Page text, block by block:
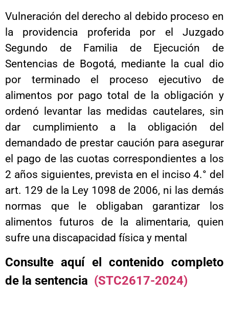
Vulneración del derecho al debido proceso en
la providencia proferida por el Juzgado
Segundo de Familia de Ejecución de
Sentencias de Bogotá, mediante la cual dio
por terminado el proceso ejecutivo de
alimentos por pago total de la obligación y
ordenó levantar las medidas cautelares, sin
dar cumplimiento a la obligación del
demandado de prestar caución para asegurar
el pago de las cuotas correspondientes a los
2 años siguientes, prevista en el inciso 4.° del
art. 129 de la Ley 1098 de 2006, ni las demás
normas que le obligaban garantizar los
alimentos futuros de la alimentaria, quien
sufre una discapacidad física y mental
Consulte aquí el contenido completo
de la sentencia (STC2617-2024)